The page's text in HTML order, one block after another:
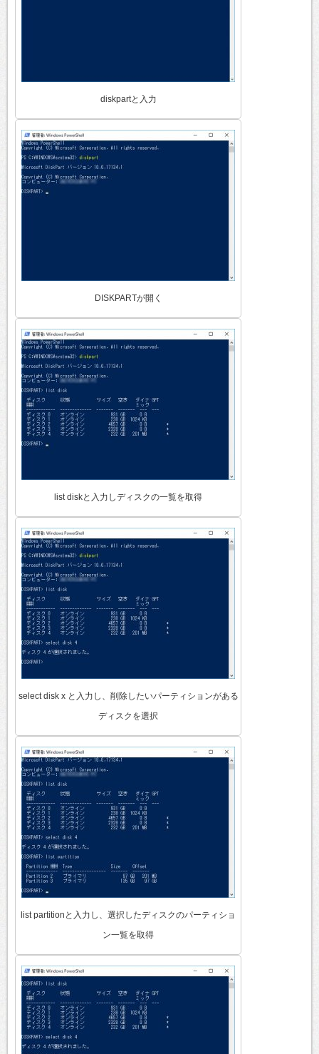
diskpartと入力
DISKPARTが開く
list diskと入力しディスクの一覧を取得
select disk x と入力し、削除したいパーティションがある
ディスクを選択
list partitionと入力し、選択したディスクのパーティショ
ン一覧を取得